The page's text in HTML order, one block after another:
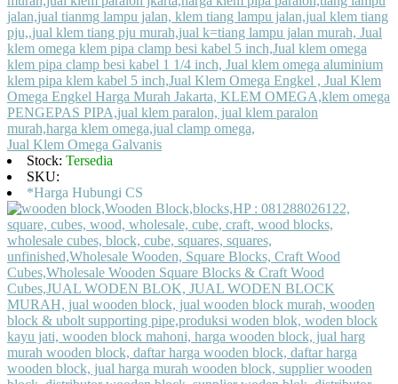
Jual Klem Omega Galvanis
Stock: Tersedia
SKU:
*Harga Hubungi CS